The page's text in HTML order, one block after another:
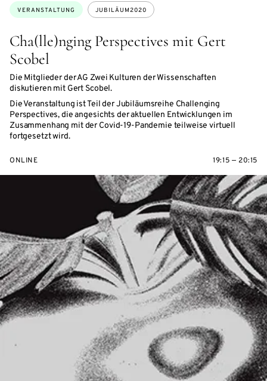
Cha(lle)nging Perspectives mit Gert
Scobel
Die Mitglieder der AG Zwei Kulturen der Wissenschaften
diskutieren mit Gert Scobel.
Die Veranstaltung ist Teil der Jubiläumsreihe Challenging
Perspectives, die angesichts der aktuellen Entwicklungen im
Zusammenhang mit der Covid-19-Pandemie teilweise virtuell
fortgesetzt wird.
Themen:
VERANSTALTUNG JUBILÄUM2020
ONLINE 19:15 — 20:15